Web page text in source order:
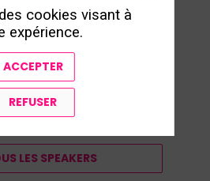
LES SPEAKERS
cookies visant à
expérience.
ACCEPTER
REFUSER